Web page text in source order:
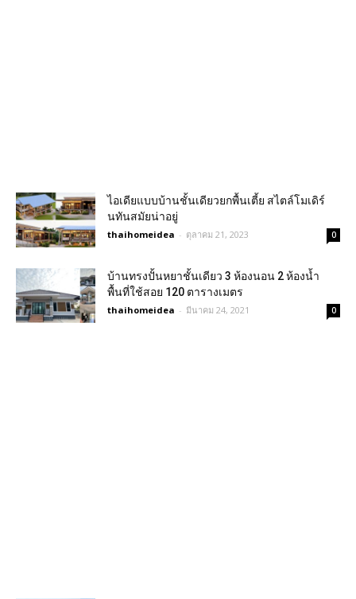
ไอเดียแบบบ้านชั้นเดียวยกพื้นเตี้ย สไตล์โมเดิร์
นทันสมัยน่าอยู่
thaihomeidea - ตุลาคม 21, 2023 0
บ้านทรงปั้นหยาชั้นเดียว 3 ห้องนอน 2 ห้องน้ำ
พื้นที่ใช้สอย 120 ตารางเมตร
thaihomeidea - มีนาคม 24, 2021 0